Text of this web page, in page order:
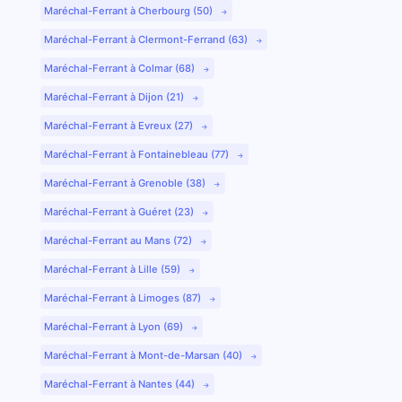
Maréchal-Ferrant à Cherbourg (50)
Maréchal-Ferrant à Clermont-Ferrand (63)
Maréchal-Ferrant à Colmar (68)
Maréchal-Ferrant à Dijon (21)
Maréchal-Ferrant à Evreux (27)
Maréchal-Ferrant à Fontainebleau (77)
Maréchal-Ferrant à Grenoble (38)
Maréchal-Ferrant à Guéret (23)
Maréchal-Ferrant au Mans (72)
Maréchal-Ferrant à Lille (59)
Maréchal-Ferrant à Limoges (87)
Maréchal-Ferrant à Lyon (69)
Maréchal-Ferrant à Mont-de-Marsan (40)
Maréchal-Ferrant à Nantes (44)